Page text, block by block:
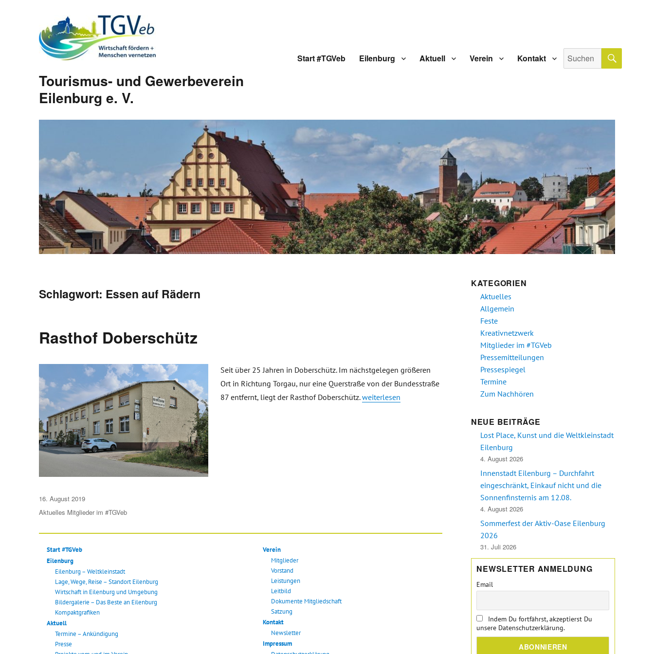
Tourismus- und Gewerbeverein
Eilenburg e. V.
Start #TGVeb Eilenburg Aktuell Verein Kontakt
Suche
nach:
Schlagwort: Essen auf Rädern
Rasthof Doberschütz
Seit über 25 Jahren in Doberschütz. Im nächstgelegen größeren
Ort in Richtung Torgau, nur eine Querstraße von der Bundesstraße
87 entfernt, liegt der Rasthof Doberschütz.„Rasthof Doberschütz“
weiterlesen
Veröffentlicht
am
16. August 2019
Aktuelles Mitglieder im #TGVeb
Start #TGVeb
Eilenburg
Eilenburg – Weltkleinstadt
Lage, Wege, Reise – Standort Eilenburg
Wirtschaft in Eilenburg und Umgebung
Bildergalerie – Das Beste an Eilenburg
Kompaktgrafiken
Aktuell
Termine – Ankündigung
Presse
Verein
Mitglieder
Vorstand
Leistungen
Leitbild
Dokumente Mitgliedschaft
Satzung
Kontakt
Newsletter
Impressum
KATEGORIEN
Aktuelles
Allgemein
Feste
Kreativnetzwerk
Mitglieder im #TGVeb
Pressemitteilungen
Pressespiegel
Termine
Zum Nachhören
NEUE BEITRÄGE
Lost Place, Kunst und die Weltkleinstadt
Eilenburg
4. August 2026
Innenstadt Eilenburg – Durchfahrt
eingeschränkt, Einkauf nicht und die
Sonnenfinsternis am 12.08.
4. August 2026
Sommerfest der Aktiv-Oase Eilenburg
2026
31. Juli 2026
NEWSLETTER ANMELDUNG
Email
Indem Du fortfährst, akzeptierst Du
unsere Datenschutzerklärung.